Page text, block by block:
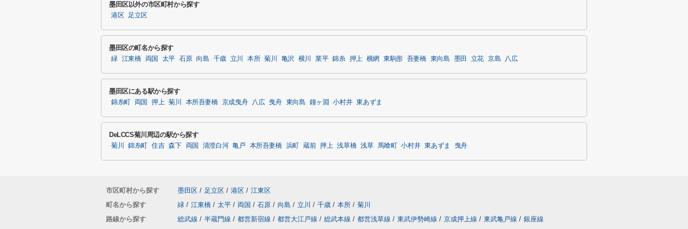
墨田区以外の市区町村から探す
港区 足立区
墨田区の町名から探す
緑 江東橋 両国 太平 石原 向島 千歳 立川 本所 菊川 亀沢 横川 業平 錦糸 押上 横網 東駒形 吾妻橋 東向島 墨田 立花 京島 八広
墨田区にある駅から探す
錦糸町 両国 押上 菊川 本所吾妻橋 京成曳舟 八広 曳舟 東向島 鐘ヶ淵 小村井 東あずま
DeLCCS菊川周辺の駅から探す
菊川 錦糸町 住吉 森下 両国 清澄白河 亀戸 本所吾妻橋 浜町 蔵前 押上 浅草橋 浅草 馬喰町 小村井 東あずま 曳舟
市区町村から探す 墨田区 / 足立区 / 港区 / 江東区
町名から探す
緑 / 江東橋 / 太平 / 両国 / 石原 / 向島 / 立川 / 千歳 / 本所 / 菊川
路線から探す
総武線 / 半蔵門線 / 都営新宿線 / 都営大江戸線 / 総武本線 / 都営浅草線 / 東武伊勢崎線 / 京成押上線 / 東武亀戸線 / 銀座線